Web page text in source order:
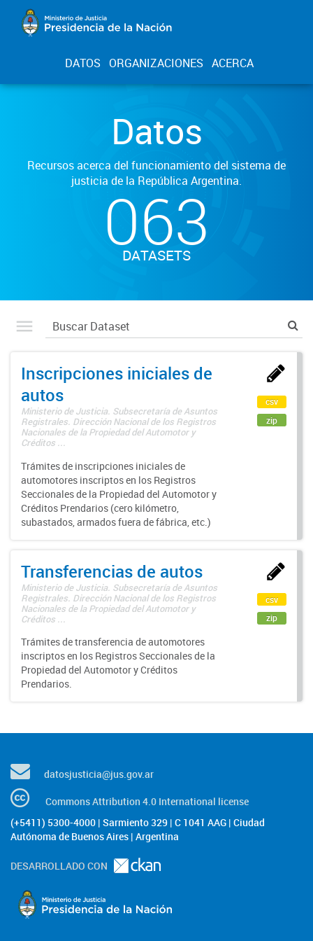
DATOS ORGANIZACIONES ACERCA
Datos
Recursos acerca del funcionamiento del sistema de
justicia de la República Argentina.
063
DATASETS
Inscripciones iniciales de
autos
Ministerio de Justicia. Subsecretaría de Asuntos
Registrales. Dirección Nacional de los Registros
Nacionales de la Propiedad del Automotor y
Créditos ...
Trámites de inscripciones iniciales de
automotores inscriptos en los Registros
Seccionales de la Propiedad del Automotor y
Créditos Prendarios (cero kilómetro,
subastados, armados fuera de fábrica, etc.)
csv
zip
Transferencias de autos
Ministerio de Justicia. Subsecretaría de Asuntos
Registrales. Dirección Nacional de los Registros
Nacionales de la Propiedad del Automotor y
Créditos ...
Trámites de transferencia de automotores
inscriptos en los Registros Seccionales de la
Propiedad del Automotor y Créditos
Prendarios.
csv
zip
datosjusticia@jus.gov.ar
Commons Attribution 4.0 International license
(+5411) 5300-4000 | Sarmiento 329 | C 1041 AAG | Ciudad
Autónoma de Buenos Aires | Argentina
DESARROLLADO CON